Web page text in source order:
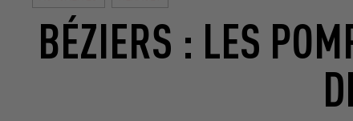
BÉZIERS : LES